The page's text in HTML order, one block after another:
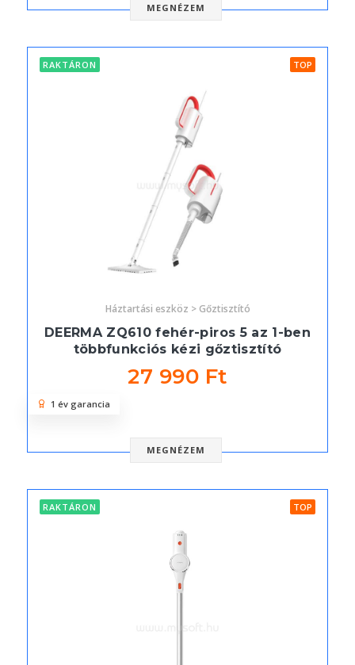
MEGNÉZEM
RAKTÁRON TOP
Háztartási eszköz > Gőztisztító
DEERMA ZQ610 fehér-piros 5 az 1-ben
többfunkciós kézi gőztisztító
27 990 Ft
MEGNÉZEM
1 év garancia
RAKTÁRON TOP